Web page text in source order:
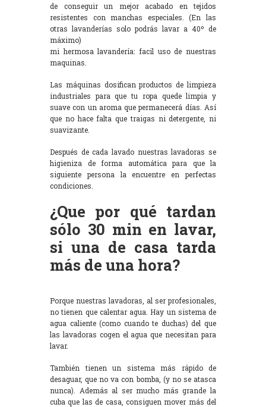
de conseguir un mejor acabado en tejidos
resistentes con manchas especiales. (En las
otras lavanderías solo podrás lavar a 40º de
máximo)
mi hermosa lavandería: facil uso de nuestras
maquinas.
Las máquinas dosifican productos de limpieza
industriales para que tu ropa quede limpia y
suave con un aroma que permanecerá días. Así
que no hace falta que traigas ni detergente, ni
suavizante.
Después de cada lavado nuestras lavadoras se
higieniza de forma automática para que la
siguiente persona la encuentre en perfectas
condiciones.
¿Que por qué tardan
sólo 30 min en lavar,
si una de casa tarda
más de una hora?
Porque nuestras lavadoras, al ser profesionales,
no tienen que calentar agua. Hay un sistema de
agua caliente (como cuando te duchas) del que
las lavadoras cogen el agua que necesitan para
lavar.
También tienen un sistema más rápido de
desaguar, que no va con bomba, (y no se atasca
nunca). Además al ser mucho más grande la
cuba que las de casa, consiguen mover más del